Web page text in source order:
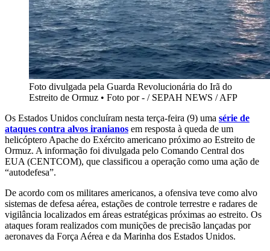
Foto divulgada pela Guarda Revolucionária do Irã do
Estreito de Ormuz • Foto por - / SEPAH NEWS / AFP
Os Estados Unidos concluíram nesta terça-feira (9) uma série de
ataques contra alvos iranianos em resposta à queda de um
helicóptero Apache do Exército americano próximo ao Estreito de
Ormuz. A informação foi divulgada pelo Comando Central dos
EUA (CENTCOM), que classificou a operação como uma ação de
“autodefesa”.
De acordo com os militares americanos, a ofensiva teve como alvo
sistemas de defesa aérea, estações de controle terrestre e radares de
vigilância localizados em áreas estratégicas próximas ao estreito. Os
ataques foram realizados com munições de precisão lançadas por
aeronaves da Força Aérea e da Marinha dos Estados Unidos.